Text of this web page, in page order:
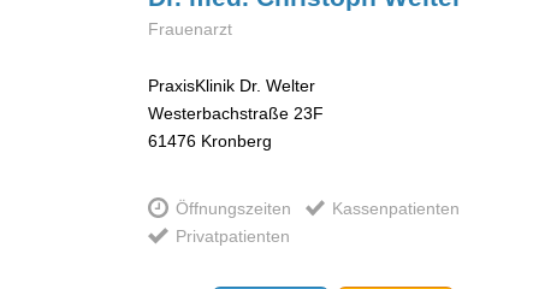
Frauenarzt
PraxisKlinik Dr. Welter
Westerbachstraße 23F
61476 Kronberg
Öffnungszeiten
Kassenpatienten
Privatpatienten